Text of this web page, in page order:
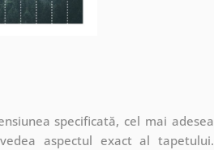
specificată, cel mai adesea
aspectul exact al tapetului.